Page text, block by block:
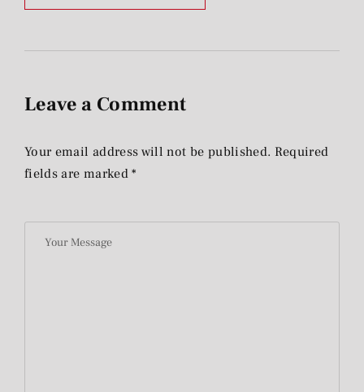
Leave a Comment
Your email address will not be published. Required
fields are marked *